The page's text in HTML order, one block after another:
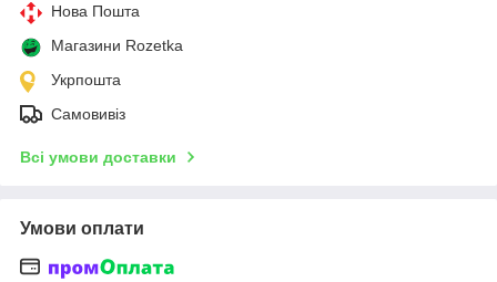
Нова Пошта
Магазини Rozetka
Укрпошта
Самовивіз
Всі умови доставки
Умови оплати